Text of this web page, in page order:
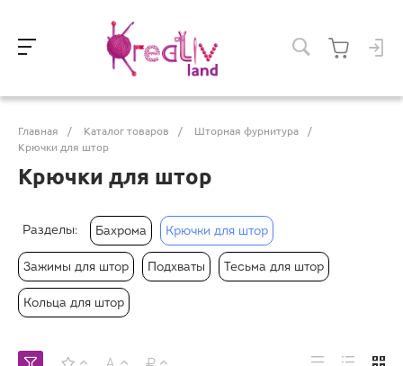
Главная / Каталог товаров / Шторная фурнитура
/
Крючки для штор
Крючки для штор
Разделы: Бахрома Крючки для штор
Зажимы для штор Подхваты Тесьма для штор
Кольца для штор